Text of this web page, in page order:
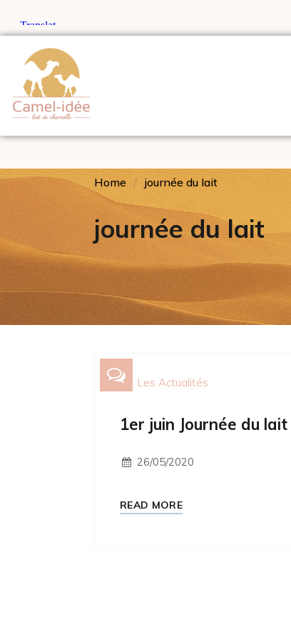
Home journée du lait
journée du lait
Les Actualités
1er juin Journée du lait
26/05/2020
READ MORE